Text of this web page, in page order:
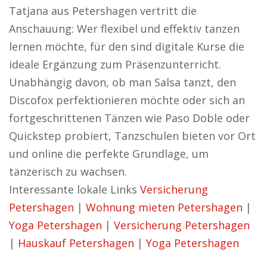
Tatjana aus Petershagen vertritt die
Anschauung: Wer flexibel und effektiv tanzen
lernen möchte, für den sind digitale Kurse die
ideale Ergänzung zum Präsenzunterricht.
Unabhängig davon, ob man Salsa tanzt, den
Discofox perfektionieren möchte oder sich an
fortgeschrittenen Tänzen wie Paso Doble oder
Quickstep probiert, Tanzschulen bieten vor Ort
und online die perfekte Grundlage, um
tänzerisch zu wachsen.
Interessante lokale Links Versicherung
Petershagen | Wohnung mieten Petershagen |
Yoga Petershagen | Versicherung Petershagen
| Hauskauf Petershagen | Yoga Petershagen